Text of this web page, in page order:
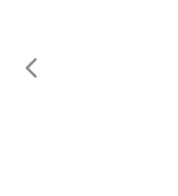
Предыдущий